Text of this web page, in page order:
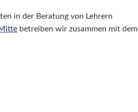
in der Beratung von Lehrern
betreiben wir zusammen mit dem